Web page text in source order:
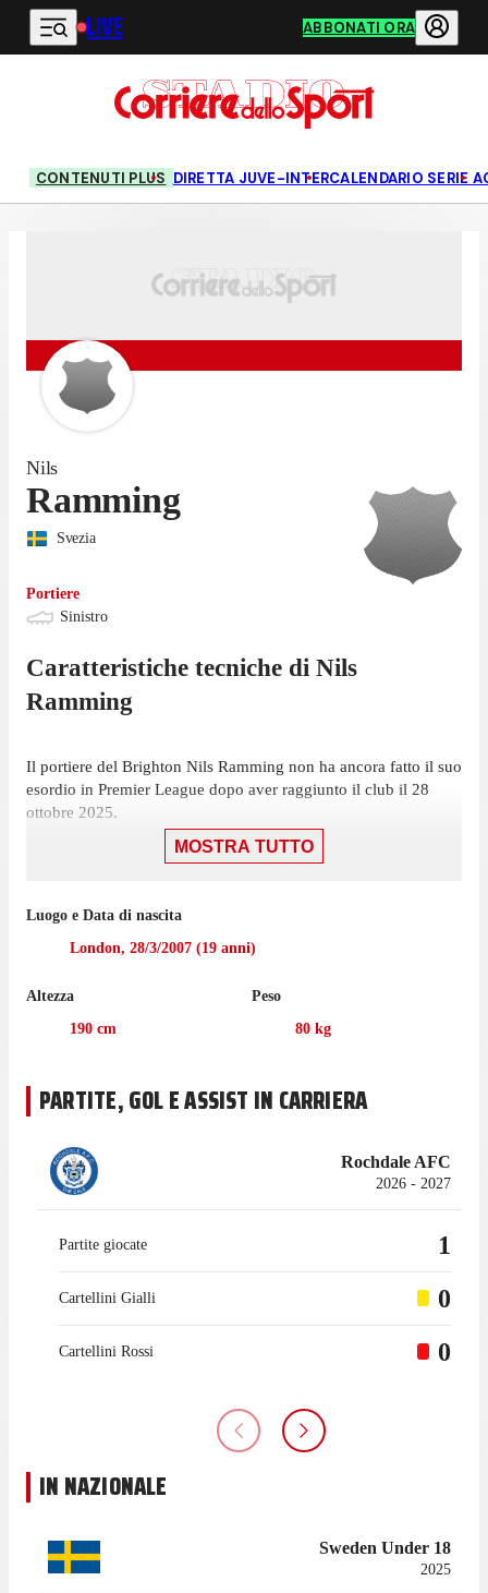
Vai al contenuto principale
LIVE ABBONATI ORA
CONTENUTI PLUS DIRETTA JUVE-INTERCALENDARIO SERIE A
Nils
Ramming
Svezia
Portiere
Sinistro
Caratteristiche tecniche di Nils
Ramming
Il portiere del Brighton Nils Ramming non ha ancora fatto il suo
esordio in Premier League dopo aver raggiunto il club il 28
ottobre 2025.
Nell'ultima stagione con Eintracht Frankfurt II in Regionalliga
Il portiere è passato a giocare con il Brighton nell'ottobre 2025,
collezionato 30 presenze in campionato.
MOSTRA TUTTO
Luogo e Data di nascita
London, 28/3/2007 (19 anni)
Altezza
190 cm
Peso
80 kg
PARTITE, GOL E ASSIST IN CARRIERA
Rochdale AFC
2026 - 2027
Partite giocate 1
Cartellini Gialli 0
Cartellini Rossi 0
IN NAZIONALE
Sweden Under 18
2025